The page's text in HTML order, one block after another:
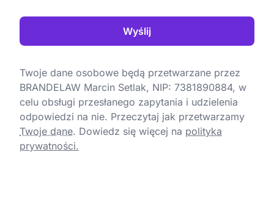
Wyślij
Twoje dane osobowe będą przetwarzane przez
BRANDELAW Marcin Setlak, NIP: 7381890884, w
celu obsługi przesłanego zapytania i udzielenia
odpowiedzi na nie. Przeczytaj jak przetwarzamy
Twoje dane. Dowiedz się więcej na polityka
prywatności.